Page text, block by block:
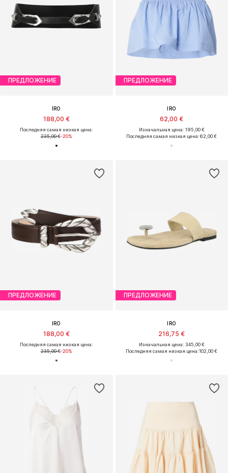
ПРЕДЛОЖЕНИЕ
IRO
188,00 €
Последняя самая низкая цена:
235,00 €-20%
ПРЕДЛОЖЕНИЕ
IRO
62,00 €
Изначальная цена: 195,00 €
Последняя самая низкая цена:62,00 €
ПРЕДЛОЖЕНИЕ
IRO
188,00 €
Последняя самая низкая цена:
235,00 €-20%
ПРЕДЛОЖЕНИЕ
IRO
216,75 €
Изначальная цена: 345,00 €
Последняя самая низкая цена:102,00 €